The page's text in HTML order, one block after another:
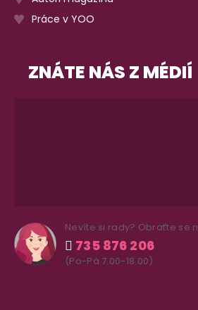
Práce v YOO
ZNÁTE NÁS Z MÉDIÍ
Nevíte si rady? Obraťte se
735 876 206
(Po-Pá 7.00-18.00)